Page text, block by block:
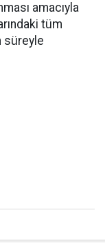
amacıyla
tüm
süreyle